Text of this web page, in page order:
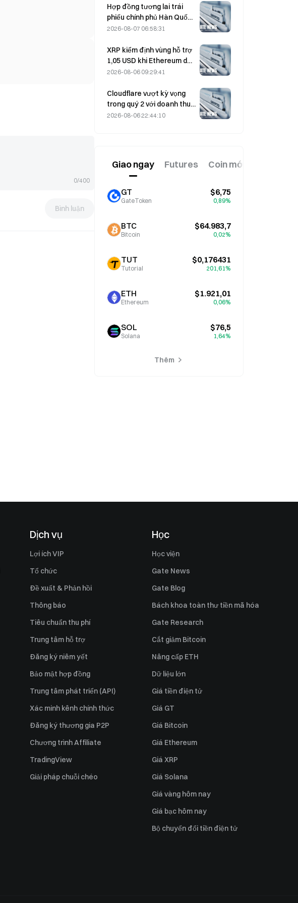
0/400
Bình luận
tháng 8
Hợp đồng tương lai trái
phiếu chính phủ Hàn Quốc
kỳ hạn 3 năm và 10 năm
trước phiên đấu giá vào
tuần tới.
2026-08-07 06:58:31
XRP kiểm định vùng hỗ trợ
1,05 USD khi Ethereum duy
trì mức 1.908 USD trong bối
thấp
2026-08-06 09:29:41
Cloudflare vượt kỳ vọng
trong quý 2 với doanh thu
696,1 triệu USD, tăng 36%
2026-08-06 22:44:10
Giao ngay Futures Coin mới
GT
GateToken
$6,75
0,89%
BTC
Bitcoin
$64.983,7
0,02%
TUT
Tutorial
$0,176431
201,61%
ETH
Ethereum
$1.921,01
0,06%
SOL
Solana
$76,5
1,64%
Thêm
Dịch vụ
Lợi ích VIP
Tổ chức
Đề xuất & Phản hồi
Thông báo
Tiêu chuẩn thu phí
Trung tâm hỗ trợ
Đăng ký niêm yết
Bảo mật hợp đồng
Trung tâm phát triển (API)
Xác minh kênh chính thức
Đăng ký thương gia P2P
Chương trình Affiliate
TradingView
Giải pháp chuỗi chéo
Học
Học viện
Gate News
Gate Blog
Bách khoa toàn thư tiền mã hóa
Gate Research
Cắt giảm Bitcoin
Nâng cấp ETH
Dữ liệu lớn
Giá tiền điện tử
Giá GT
Giá Bitcoin
Giá Ethereum
Giá XRP
Giá Solana
Giá vàng hôm nay
Giá bạc hôm nay
Bộ chuyển đổi tiền điện tử